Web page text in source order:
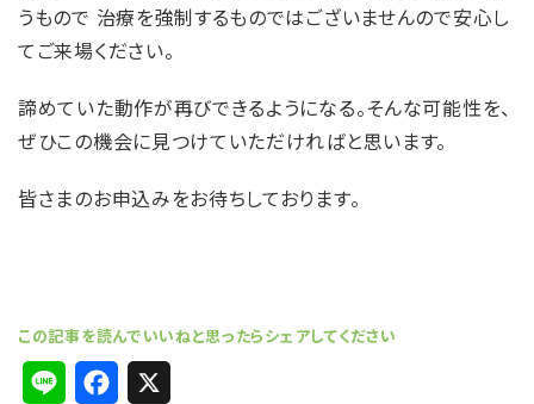
うもので 治療を強制するものではございませんので安心し
てご来場ください。
諦めていた動作が再びできるようになる。そんな可能性を、
ぜひこの機会に見つけていただければと思います。
皆さまのお申込みをお待ちしております。